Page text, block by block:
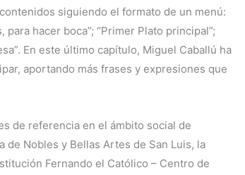
siguiendo el formato de un menú:
hacer boca”; “Primer Plato principal”;
En este último capítulo, Miguel Caballú ha
aportando más frases y expresiones que
de referencia en el ámbito social de
de Nobles y Bellas Artes de San Luis, la
Fernando el Católico – Centro de